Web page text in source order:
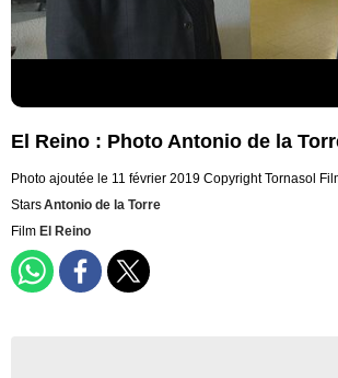
El Reino : Photo Antonio de la
Photo ajoutée le 11 février 2019 Copyright Tornasol
StarsAntonio de la Torre
Film El Reino